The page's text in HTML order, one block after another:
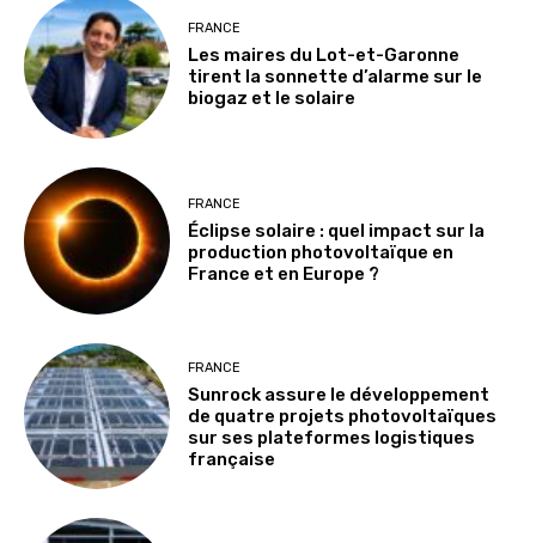
FRANCE
Les maires du Lot-et-Garonne
tirent la sonnette d’alarme sur le
biogaz et le solaire
FRANCE
Éclipse solaire : quel impact sur la
production photovoltaïque en
France et en Europe ?
FRANCE
Sunrock assure le développement
de quatre projets photovoltaïques
sur ses plateformes logistiques
française